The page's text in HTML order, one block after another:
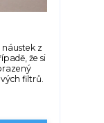
z
že si
filtrů.